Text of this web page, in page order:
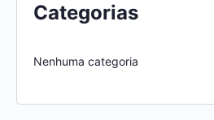
Categorias
Nenhuma categoria